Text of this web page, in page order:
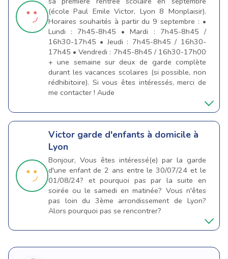
(école Paul Emile Victor, Lyon 8 Monplaisir).
Horaires souhaités à partir du 9 septembre : •
Lundi : 7h45-8h45 • Mardi : 7h45-8h45 /
16h30-17h45 • Jeudi : 7h45-8h45 / 16h30-
17h45 • Vendredi : 7h45-8h45 / 16h30-17h00
+ une semaine sur deux de garde complète
durant les vacances scolaires (si possible, non
rédhibitoire). Si vous êtes intéressés, merci de
me contacter ! Aude
Victor garde d'enfants à domicile à
Lyon
Bonjour, Vous êtes intéressé(e) par la garde
d'une enfant de 2 ans entre le 30/07/24 et le
01/08/24? et pourquoi pas par la suite en
soirée ou le samedi en matinée? Vous n'êtes
pas loin du 3ème arrondissement de Lyon?
Alors pourquoi pas se rencontrer?